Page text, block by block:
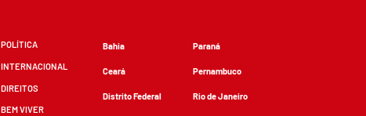
POLÍTICA
INTERNACIONAL
DIREITOS
BEM VIVER
Bahia
Ceará
Distrito Federal
Paraná
Pernambuco
Rio de Janeiro